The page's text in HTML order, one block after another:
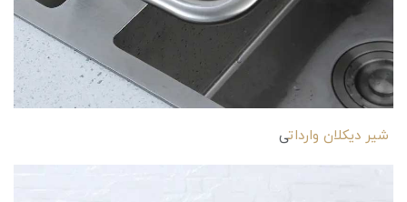
شیر دیکلان وارداتی